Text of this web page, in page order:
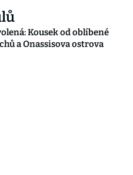
Kousek od oblíbené
a Onassisova ostrova